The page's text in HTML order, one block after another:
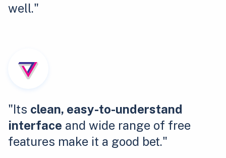
well."
"Its clean, easy-to-understand
interface and wide range of free
features make it a good bet."